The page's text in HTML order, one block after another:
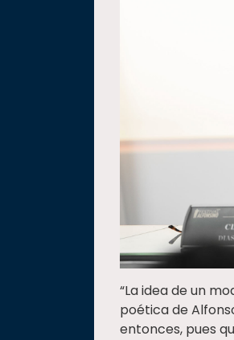
“La idea de un
poética de
entonces, pues